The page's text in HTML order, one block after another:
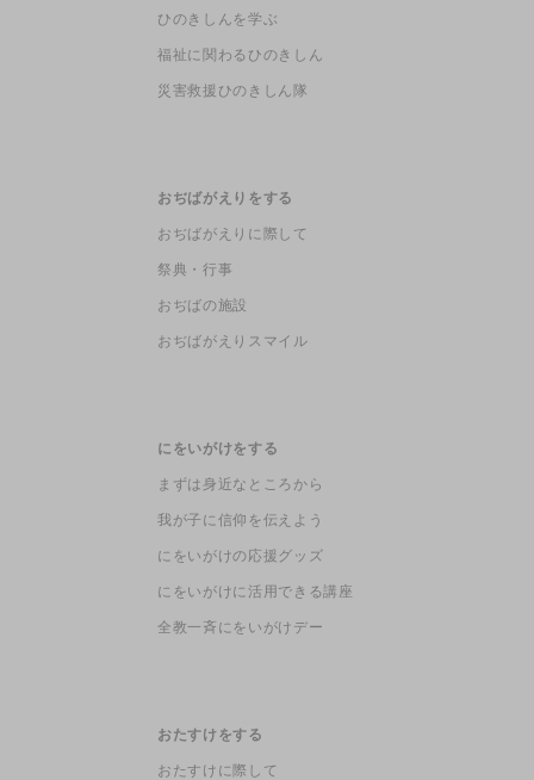
ひのきしんを学ぶ
福祉に関わるひのきしん
災害救援ひのきしん隊
おぢばがえりをする
おぢばがえりに際して
祭典・行事
おぢばの施設
おぢばがえりスマイル
にをいがけをする
まずは身近なところから
我が子に信仰を伝えよう
にをいがけの応援グッズ
にをいがけに活用できる講座
全教一斉にをいがけデー
おたすけをする
おたすけに際して